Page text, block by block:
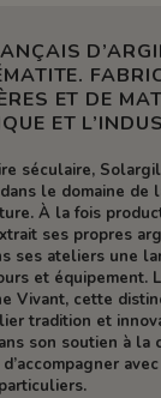
ET DE
ET
séculaire,
le domaine de
À la fois
ses propres
ses ateliers une
et équipement.
Vivant, cette
tradition et
son soutien à la